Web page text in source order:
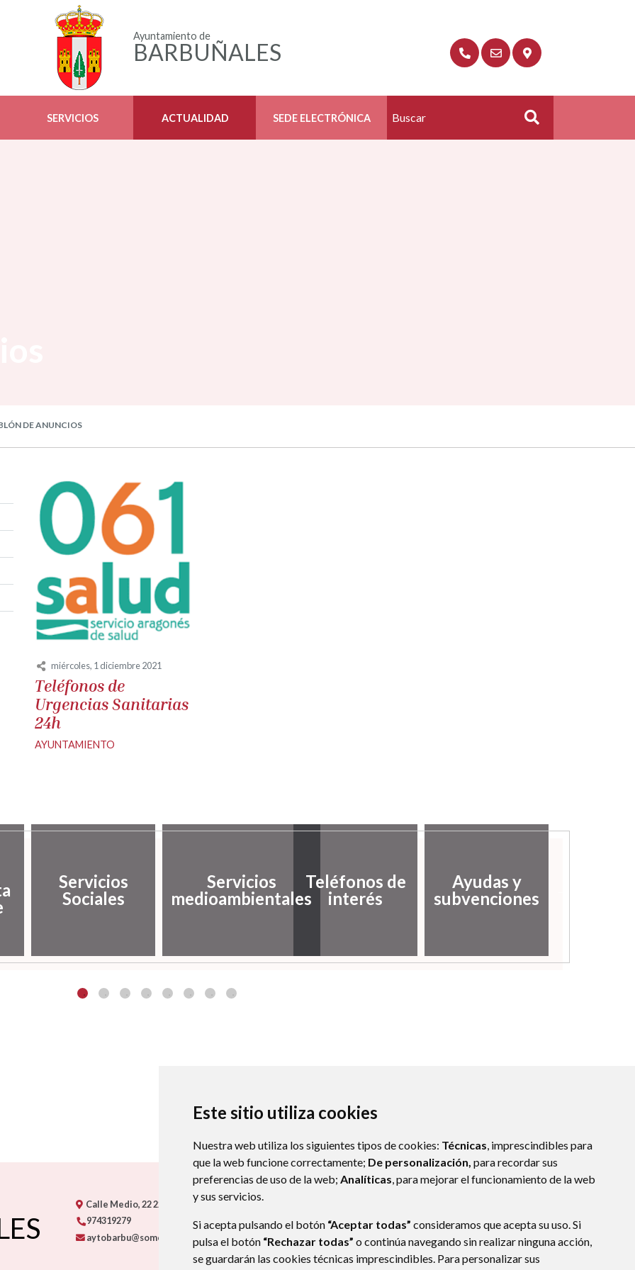
Este sitio utiliza cookies
Nuestra web utiliza los siguientes tipos de cookies: Técnicas, imprescindibles para
que la web funcione correctamente; De personalización, para recordar sus
preferencias de uso de la web; Analíticas, para mejorar el funcionamiento de la web
y sus servicios.
Si acepta pulsando el botón “Aceptar todas” consideramos que acepta su uso. Si
pulsa el botón “Rechazar todas” o continúa navegando sin realizar ninguna acción,
se guardarán las cookies técnicas imprescindibles. Para personalizar sus
Ayuntamiento de
BARBUÑALES
SERVICIOS ACTUALIDAD SEDE ELECTRÓNICA Buscar
DE ANUNCIOS
miércoles, 1 diciembre 2021
Teléfonos de
Urgencias Sanitarias
24h
AYUNTAMIENTO
Servicios
Sociales
Servicios
medioambientales
Teléfonos de
interés
Ayudas y
subvenciones
Calle Medio, 2222132 BARBUÑALES - ARAGÓN
974319279
aytobarbu@somontano.org